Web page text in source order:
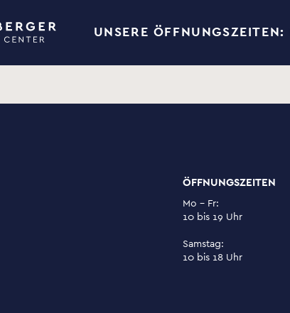
UNSERE ÖFFNUNGSZEITEN:
ÖFFNUNGSZEITEN
Mo - Fr:
10 bis 19 Uhr
Samstag:
10 bis 18 Uhr